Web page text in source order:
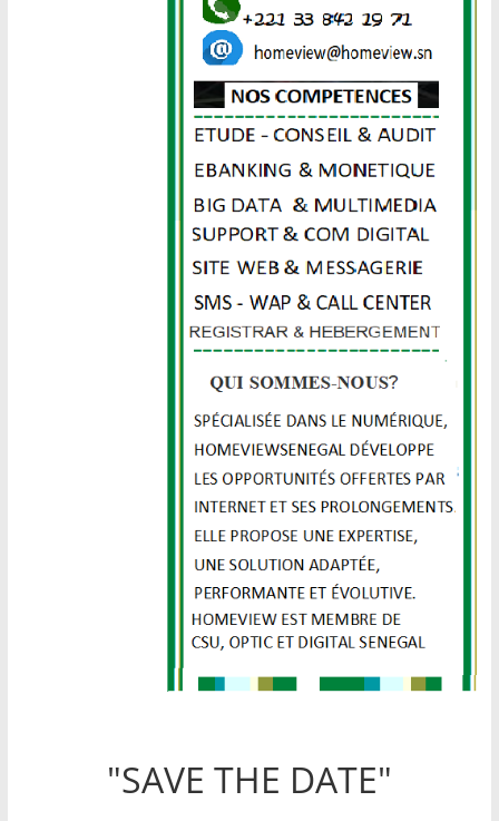
"SAVE THE DATE"